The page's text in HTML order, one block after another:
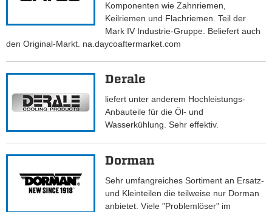
Komponenten wie Zahnriemen,
Keilriemen und Flachriemen. Teil der
Mark IV Industrie-Gruppe. Beliefert auch
den Original-Markt. na.daycoaftermarket.com
Derale
liefert unter anderem Hochleistungs-
Anbauteile für die Öl- und
Wasserkühlung. Sehr effektiv.
Dorman
Sehr umfangreiches Sortiment an Ersatz-
und Kleinteilen die teilweise nur Dorman
anbietet. Viele "Problemlöser" im